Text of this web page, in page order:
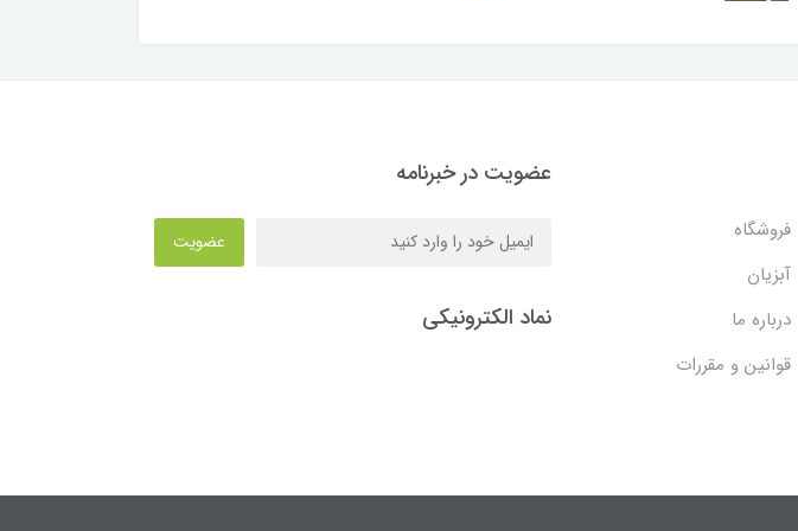
فروشگاه
آبزیان
درباره ما
قوانین و مقررات
عضویت در خبرنامه
عضویت
نماد الکترونیکی